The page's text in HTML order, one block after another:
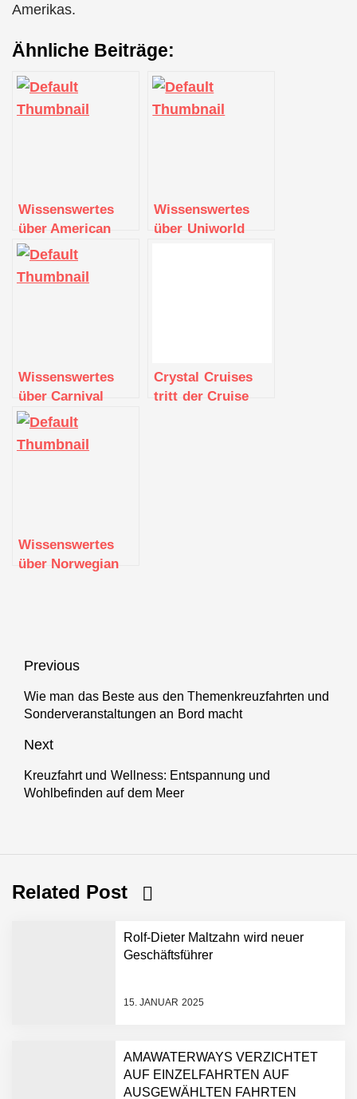
Amerikas.
Ähnliche Beiträge:
Wissenswertes
über American
Queen Steamboat
Wissenswertes
über Uniworld
Wissenswertes
über Carnival
Cruise Line
Crystal Cruises
tritt der Cruise
Wissenswertes
über Norwegian
Beitragsnavigation
Previous
Previous
post:
Wie man das Beste aus den Themenkreuzfahrten und
Sonderveranstaltungen an Bord macht
Next
Next
post:
Kreuzfahrt und Wellness: Entspannung und
Wohlbefinden auf dem Meer
Related Post
Rolf-Dieter Maltzahn wird neuer
Geschäftsführer
15. JANUAR 2025
AMAWATERWAYS VERZICHTET
AUF EINZELFAHRTEN AUF
AUSGEWÄHLTEN FAHRTEN